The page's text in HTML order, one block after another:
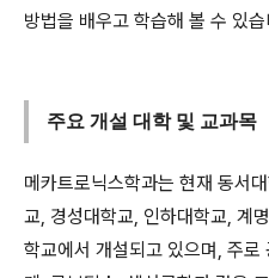
방법을 배우고 학습해 볼 수 있습
주요 개설 대학 및 교과목
메카트로닉스학과는 현재 동서
교, 경성대학교, 인하대학교, 계
학교에서 개설되고 있으며, 주로